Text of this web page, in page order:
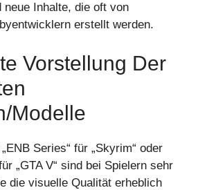
neue Inhalte, die oft von
erstellt werden.
Vorstellung Der
Modelle
Series“ für „Skyrim“ oder
„GTA V“ sind bei Spielern sehr
die visuelle Qualität erheblich